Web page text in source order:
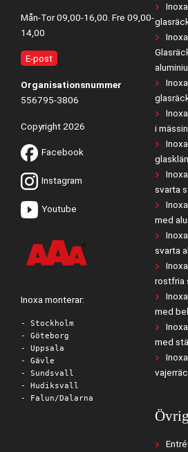
Mån-Tor 09,00-16,00. Fre 09,00-
14,00
E-post
Organisationsnummer
556795-3806
Copyright 2026
Facebook
Instagram
Youtube
Inoxa monterar:
- Stockholm
- Göteborg
- Uppsala
- Gävle
- Sundsvall
- Hudiksvall
- Falun/Dalarna
i
svarta
med
svarta
rostfria
med
med